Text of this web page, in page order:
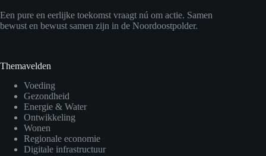
Een pure en eerlijke toekomst vraagt nú om actie. Samen
bewust en bewust samen zijn in de Noordoostpolder.
Themavelden
Voeding
Gezondheid
Energie & Water
Ontwikkeling
Wonen
Regionale economie
Digitale infrastructuur